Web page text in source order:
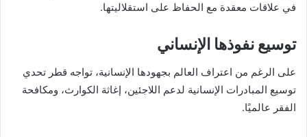
في علاقات معقدة مع الحفاظ على استقلاليتها.
توسيع نفوذها الإنساني
على الرغم من اعتراف العالم بجهودها الإنسانية، تواجه قطر تحدي
توسيع المبادرات الإنسانية لدعم اللاجئين، إغاثة الكوارث، ومكافحة
الفقر عالميًا.